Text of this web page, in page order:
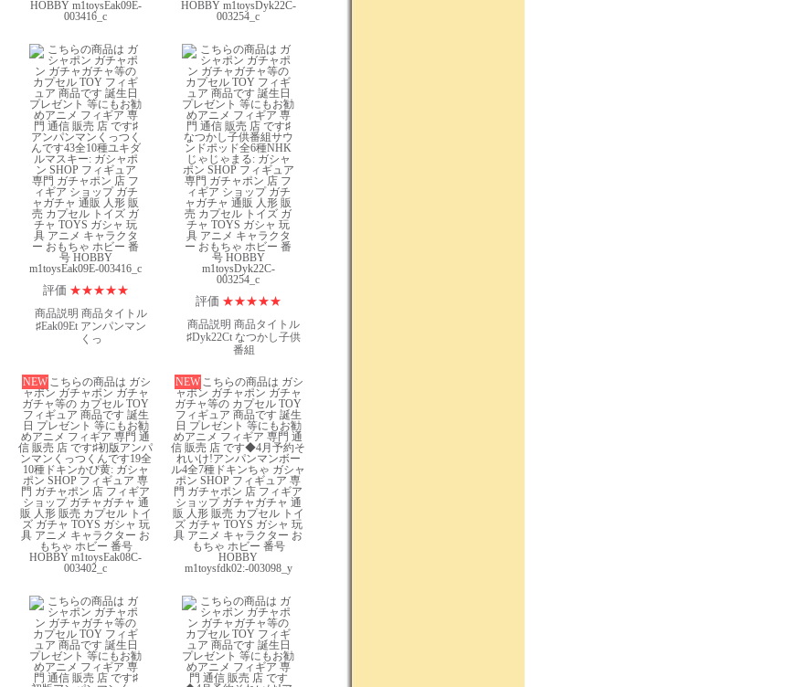
HOBBY m1toysEak09E-
003416_c
評価 ★★★★★
商品説明 商品タイトル
♯Eak09Et アンパンマン
くっ
HOBBY m1toysDyk22C-
003254_c
評価 ★★★★★
商品説明 商品タイトル
♯Dyk22Ct なつかし子供
番組
NEW こちらの商品は ガシ
ャポン ガチャポン ガチャ
ガチャ等の カプセル TOY
フィギュア 商品です 誕生
日 プレゼント 等にもお勧
めアニメ フィギア 専門 通
信 販売 店 です♯初版アンパ
ンマンくっつくんです19全
10種ドキンかび黄: ガシャ
ポン SHOP フィギュア 専
門 ガチャポン 店 フィギア
ショップ ガチャガチャ 通
販 人形 販売 カプセル トイ
ズ ガチャ TOYS ガシャ 玩
具 アニメ キャラクター お
もちゃ ホビー 番号
HOBBY m1toysEak08C-
003402_c
NEW こちらの商品は ガシ
ャポン ガチャポン ガチャ
ガチャ等の カプセル TOY
フィギュア 商品です 誕生
日 プレゼント 等にもお勧
めアニメ フィギア 専門 通
信 販売 店 です◆4月予約そ
れいけ!アンパンマンボー
ル4全7種ドキンちゃ ガシャ
ポン SHOP フィギュア 専
門 ガチャポン 店 フィギア
ショップ ガチャガチャ 通
販 人形 販売 カプセル トイ
ズ ガチャ TOYS ガシャ 玩
具 アニメ キャラクター お
もちゃ ホビー 番号
HOBBY
m1toysfdk02:-003098_y